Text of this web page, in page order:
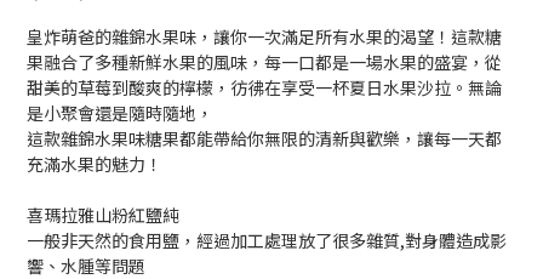
皇炸萌爸的雜錦水果味，讓你一次滿足所有水果的渴望！這款糖
果融合了多種新鮮水果的風味，每一口都是一場水果的盛宴，從
甜美的草莓到酸爽的檸檬，彷彿在享受一杯夏日水果沙拉。無論
是小聚會還是隨時隨地，
這款雜錦水果味糖果都能帶給你無限的清新與歡樂，讓每一天都
充滿水果的魅力！
喜瑪拉雅山粉紅鹽純
一般非天然的食用鹽，經過加工處理放了很多雜質,對身體造成影
響、水腫等問題